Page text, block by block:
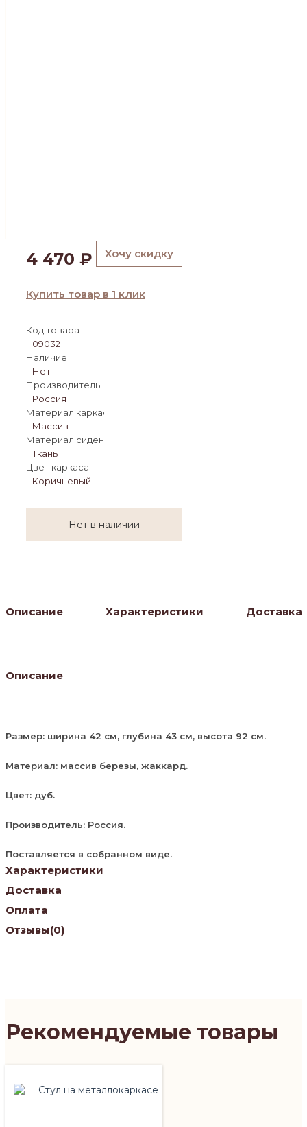
4 470 ₽ Хочу скидку
Купить товар в 1 клик
Код товара
09032
Наличие
Нет
Производитель:
Россия
Материал каркаса:
Массив
Материал сиденья:
Ткань
Цвет каркаса:
Коричневый
Нет в наличии
Описание Характеристики Доставка
Описание
Размер: ширина 42 см, глубина 43 см, высота 92 см.
Материал: массив березы, жаккард.
Цвет: дуб.
Производитель: Россия.
Поставляется в собранном виде.
Характеристики
Доставка
Оплата
Отзывы(0)
Рекомендуемые товары